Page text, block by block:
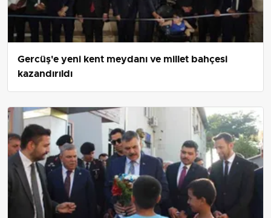
Gercüş'e yeni kent meydanı ve millet bahçesi
kazandırıldı